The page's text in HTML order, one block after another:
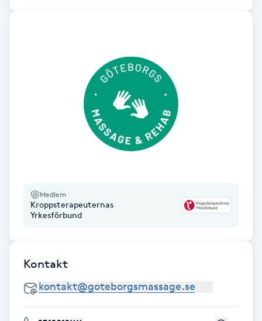
Hårbottenbehandling
Medlem
Kroppsterapeuternas
Yrkesförbund
Kontakt